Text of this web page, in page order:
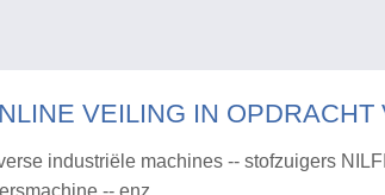
VEILING IN OPDRACHT
industriële machines -- stofzuigers